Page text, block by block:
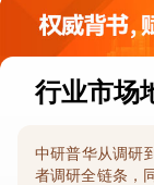
行业市场
中研普华从调研
者调研全链条，